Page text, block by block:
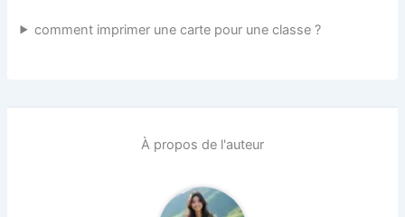
comment imprimer une carte pour une classe ?
À propos de l'auteur